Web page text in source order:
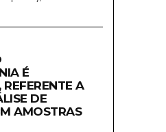
É
A
DE
AMOSTRAS